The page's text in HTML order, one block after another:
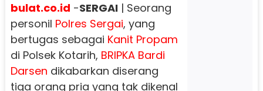
bulat.co.id -SERGAI| Seorang
personil Polres Sergai, yang
bertugas sebagai Kanit Propam
di Polsek Kotarih, BRIPKA Bardi
Darsen dikabarkan diserang
tiga orang pria yang tak dikenal